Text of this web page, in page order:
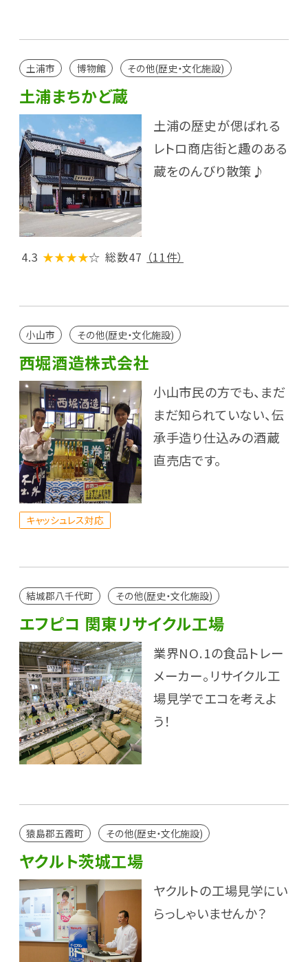
土浦市 博物館 その他(歴史・文化施設)
土浦まちかど蔵
土浦の歴史が偲ばれる
レトロ商店街と趣のある
蔵をのんびり散策♪
4.3 ★★★★☆ 総数47 （11件）
小山市 その他(歴史・文化施設)
西堀酒造株式会社
小山市民の方でも、まだ
まだ知られていない、伝
承手造り仕込みの酒蔵
直売店です。
キャッシュレス対応
結城郡八千代町 その他(歴史・文化施設)
エフピコ 関東リサイクル工場
業界NO.1の食品トレー
メーカー。リサイクル工
場見学でエコを考えよ
う！
猿島郡五霞町 その他(歴史・文化施設)
ヤクルト茨城工場
ヤクルトの工場見学にい
らっしゃいませんか？